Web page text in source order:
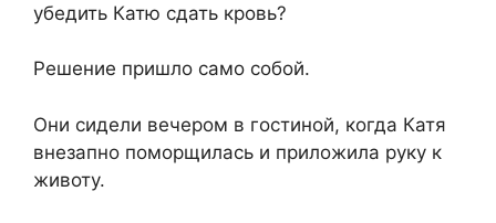
убедить Катю сдать кровь?
Решение пришло само собой.
Они сидели вечером в гостиной, когда Катя
внезапно поморщилась и приложила руку к
животу.